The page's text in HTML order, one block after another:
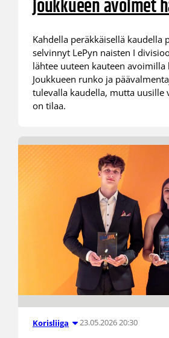
joukkueen avoimet
Kahdella peräkkäisellä kaudella
selvinnyt LePyn naisten I
lähtee uuteen kauteen
Joukkueen runko ja
tulevalla kaudella, mutta uusille
on tilaa.
Korisliiga 23.05.2026 20:30